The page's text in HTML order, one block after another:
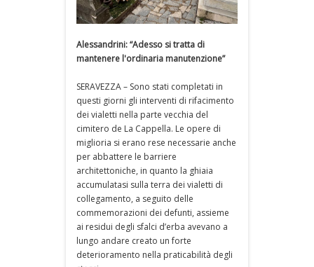
Alessandrini: “Adesso si tratta di
mantenere l'ordinaria manutenzione”
SERAVEZZA – Sono stati completati in
questi giorni gli interventi di rifacimento
dei vialetti nella parte vecchia del
cimitero de La Cappella. Le opere di
miglioria si erano rese necessarie anche
per abbattere le barriere
architettoniche, in quanto la ghiaia
accumulatasi sulla terra dei vialetti di
collegamento, a seguito delle
commemorazioni dei defunti, assieme
ai residui degli sfalci d’erba avevano a
lungo andare creato un forte
deterioramento nella praticabilità degli